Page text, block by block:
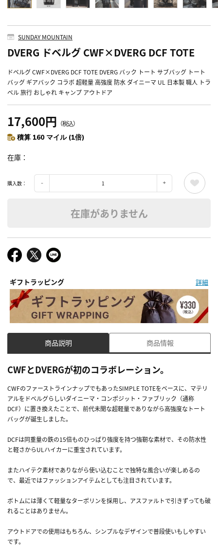
SUNDAY MOUNTAIN
DVERG ドベルグ CWF×DVERG DCF TOTE
ドベルグ CWF×DVERG DCF TOTE DVERG バック トート サブバッグ トート
バッグ ギアバック コラボ 超軽量 高強度 防水 ダイニーマ UL 日本製 職人 トラ
ベル 旅行 おしゃれ キャンプ アウトドア
17,600円 （税込）
積算 160 マイル (1倍)
在庫
購入数：
在庫がありません
ギフトラッピング 詳細
商品説明 商品情報
CWFとDVERGが初のコラボレーション。
CWFのファーストラインナップでもあったSIMPLE TOTEをベースに、マテリ
アルをドベルグらしいダイニーマ・コンポジット・ファブリック（通称
DCF）に置き換えたことで、前代未聞な超軽量でありながら高強度なトート
バッグが誕生しました。
DCFは同重量の鉄の15倍ものひっぱり強度を持つ強靭な素材で、その防水性
と軽さからULハイカーに重宝されています。
またハイテク素材でありながら使い込むことで独特な風合いが楽しめるの
で、最近ではファッションアイテムとしても注目されています。
ボトムには薄くて軽量なターポリンを採用し、アスファルトで引きずっても破
れることはありません。
アウトドアでの使用はもちろん、シンプルなデザインで普段使いもしやすい
です。